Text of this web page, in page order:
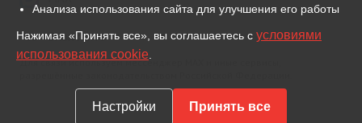
ВКонтакте
Для связи используем мессенджер MAX и иные сервисы,
Анализа использования сайта для улучшения его работы
Нажимая «Принять все», вы соглашаетесь с условиями
использования cookie
Настройки Принять все